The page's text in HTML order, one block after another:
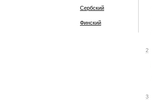
Сербский
Финский
2
3